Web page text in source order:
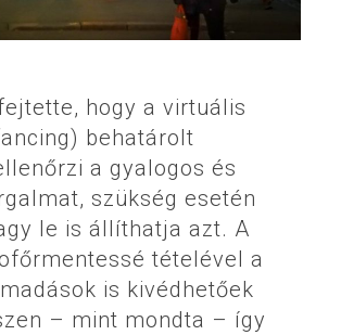
hogy a virtuális
behatárolt
a gyalogos és
szükség esetén
le is állíthatja azt. A
tételével a
is kivédhetőek
– mint mondta – így